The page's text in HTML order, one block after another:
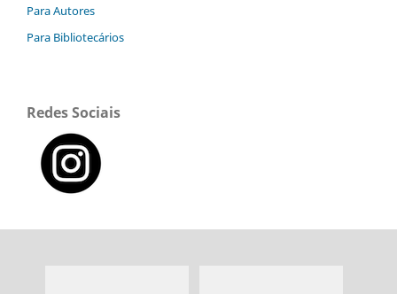
Para Autores
Para Bibliotecários
Redes Sociais